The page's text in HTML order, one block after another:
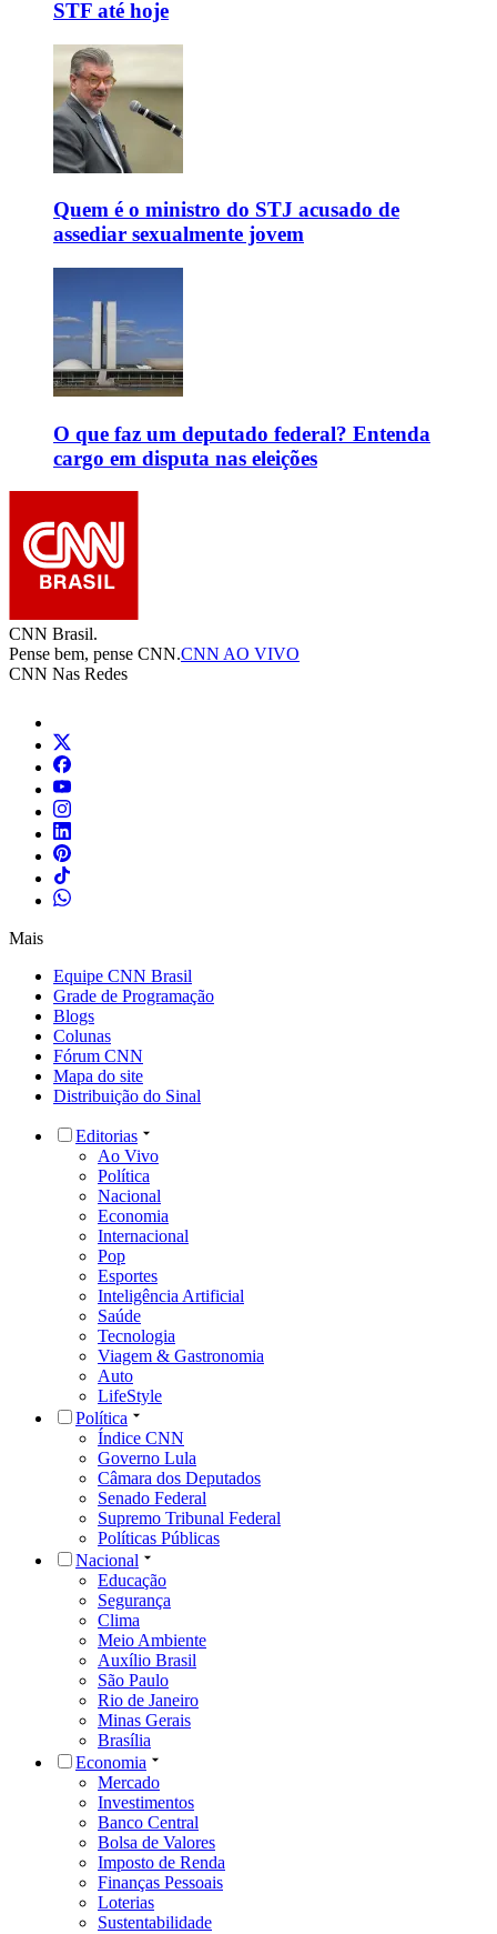
STF até hoje
Quem é o ministro do STJ acusado de
assediar sexualmente jovem
O que faz um deputado federal? Entenda
cargo em disputa nas eleições
CNN Brasil.
Pense bem, pense CNN.CNN AO VIVO
CNN Nas Redes
Mais
Equipe CNN Brasil
Grade de Programação
Blogs
Colunas
Fórum CNN
Mapa do site
Distribuição do Sinal
Editorias
Ao Vivo
Política
Nacional
Economia
Internacional
Pop
Esportes
Inteligência Artificial
Saúde
Tecnologia
Viagem & Gastronomia
Auto
LifeStyle
Política
Índice CNN
Governo Lula
Câmara dos Deputados
Senado Federal
Supremo Tribunal Federal
Políticas Públicas
Nacional
Educação
Segurança
Clima
Meio Ambiente
Auxílio Brasil
São Paulo
Rio de Janeiro
Minas Gerais
Brasília
Economia
Mercado
Investimentos
Banco Central
Bolsa de Valores
Imposto de Renda
Finanças Pessoais
Loterias
Sustentabilidade